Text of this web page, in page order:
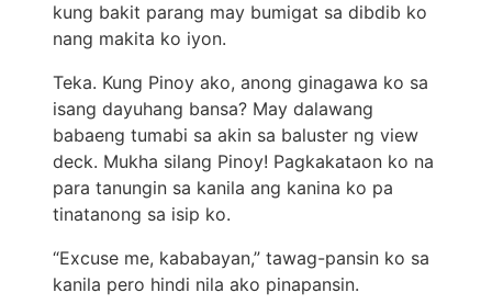
kung bakit parang may bumigat sa dibdib ko
nang makita ko iyon.
Teka. Kung Pinoy ako, anong ginagawa ko sa
isang dayuhang bansa? May dalawang
babaeng tumabi sa akin sa baluster ng view
deck. Mukha silang Pinoy! Pagkakataon ko na
para tanungin sa kanila ang kanina ko pa
tinatanong sa isip ko.
“Excuse me, kababayan,” tawag-pansin ko sa
kanila pero hindi nila ako pinapansin.